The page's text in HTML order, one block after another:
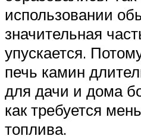
использовании
значительная
упускается.
печь камин
для дачи и дома
как требуется
топлива.